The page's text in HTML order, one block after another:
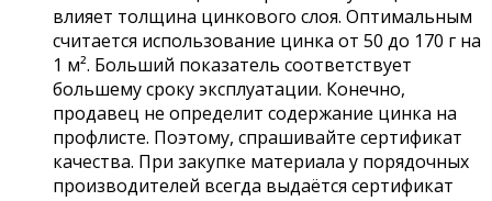
влияет толщина цинкового слоя. Оптимальным
считается использование цинка от 50 до 170 г на
1 м². Больший показатель соответствует
большему сроку эксплуатации. Конечно,
продавец не определит содержание цинка на
профлисте. Поэтому, спрашивайте сертификат
качества. При закупке материала у порядочных
производителей всегда выдаётся сертификат